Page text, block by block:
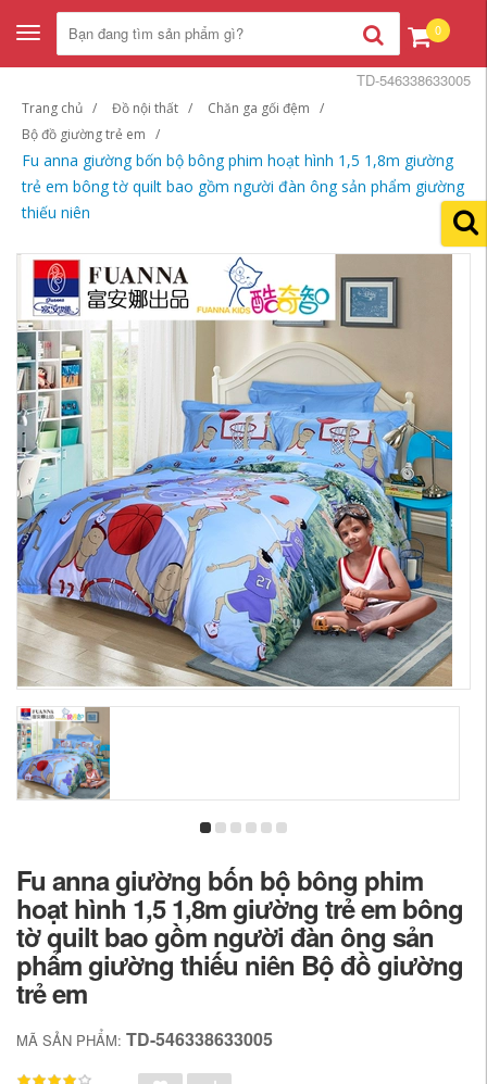
Toggle
navigation
0
Trang chủ Đồ nội thất
Chăn ga gối đệm
Bộ đồ giường trẻ em
Fu anna giường bốn bộ bông phim hoạt hình 1,5 1,8m giường
trẻ em bông tờ quilt bao gồm người đàn ông sản phẩm giường
thiếu niên
TD-546338633005
Fu anna giường bốn bộ bông phim
hoạt hình 1,5 1,8m giường trẻ em bông
tờ quilt bao gồm người đàn ông sản
phẩm giường thiếu niên Bộ đồ giường
trẻ em
MÃ SẢN PHẨM: TD-546338633005